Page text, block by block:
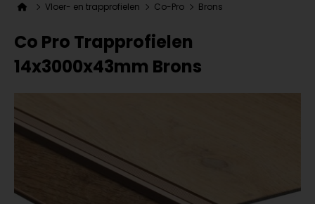
Vloer- en trapprofielen Co-Pro Brons
Co Pro Trapprofielen
14x3000x43mm Brons